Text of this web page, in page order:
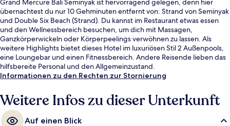
Grand Mercure Bali Seminyak ist hervorragend gelegen, denn hier
übernachtest du nur 10 Gehminuten entfernt von: Strand von Seminyak
und Double Six Beach (Strand). Du kannst im Restaurant etwas essen
und den Wellnessbereich besuchen, um dich mit Massagen,
Ganzkörperwickeln oder Körperpeelings verwöhnen zu lassen. Als
weitere Highlights bietet dieses Hotel im luxuriösen Stil 2 Außenpools,
eine Loungebar und einen Fitnessbereich. Andere Reisende lieben das
hilfsbereite Personal und den Allgemeinzustand.
Informationen zu den Rechten zur Stornierung
Weitere Infos zu dieser Unterkunft
Auf einen Blick